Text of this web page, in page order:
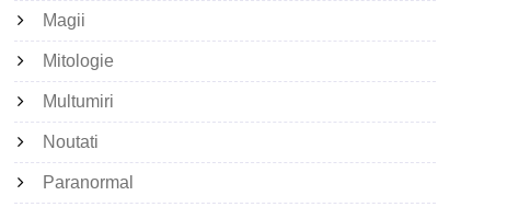
Magii
Mitologie
Multumiri
Noutati
Paranormal